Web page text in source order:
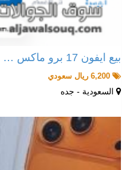
بيع ايفون 17 برو ماكس …
السعودية - جده